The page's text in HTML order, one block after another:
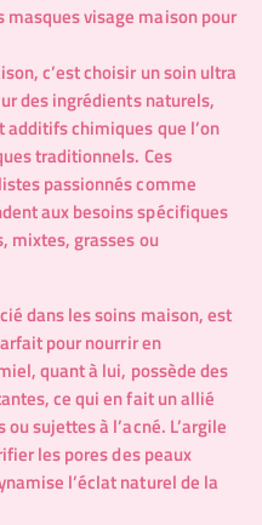
visage maison pour
c’est choisir un soin ultra
des ingrédients naturels,
chimiques que l’on
traditionnels. Ces
passionnés comme
aux besoins spécifiques
mixtes, grasses ou
dans les soins maison, est
pour nourrir en
quant à lui, possède des
ce qui en fait un allié
sujettes à l’acné. L’argile
les pores des peaux
l’éclat naturel de la